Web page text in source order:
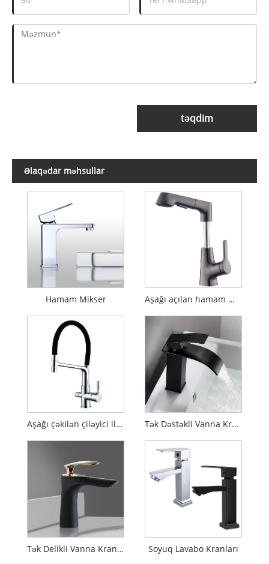
təqdim
Əlaqədar məhsullar
Hamam Mikser Aşağı açılan hamam mikseri
Aşağı çəkilən çiləyici ilə vanna otağı kranları Tək Dəstəkli Vanna Kranları
Tək Delikli Vanna Kranları Soyuq Lavabo Kranları